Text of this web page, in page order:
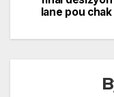
l'article
lane pou